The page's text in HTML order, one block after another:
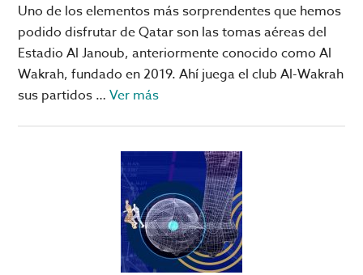
Uno de los elementos más sorprendentes que hemos
podido disfrutar de Qatar son las tomas aéreas del
Estadio Al Janoub, anteriormente conocido como Al
Wakrah, fundado en 2019. Ahí juega el club Al-Wakrah
sus partidos …Ver másacerca
interesantes
del
Estadio
Al
Janoub,
el